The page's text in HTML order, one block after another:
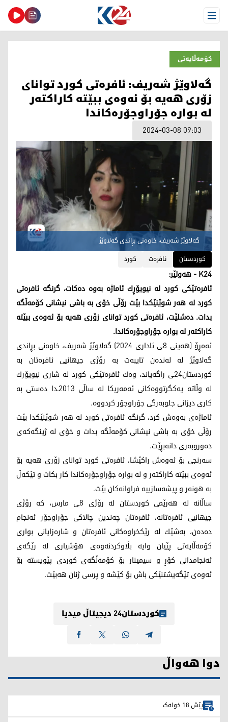
Open Menu
کۆمەڵایەتی
گه‌لاوێژ شه‌ریف: ئافره‌تی كورد توانای
زۆری هه‌یه‌ بۆ ئه‌وه‌ی ببێته‌ كاراكته‌ر
له‌ بواره‌ جۆراوجۆره‌كاندا
2024-03-08 09:03
گه‌لاوێژ شه‌ریف، خاوه‌نی بڕاندی گه‌لاوێژ
کوردستان
ئافره‌ت كورد
K24 - هەولێر:
ئافره‌تێكی كورد له‌ نیویۆڕك ئاماژه‌ به‌وه‌ ده‌كات، گرنگه‌ ئافره‌تی
كورد له‌ هه‌ر شوێنێكدا بێت رۆڵی خۆی به‌ باشی نیشانی كۆمه‌ڵگه‌
بدات. ده‌شلێت، ئافره‌تی كورد توانای زۆری هه‌یه‌ بۆ ئه‌وه‌ی ببێته‌
كاراكته‌ر له‌ بواره‌ جۆراوجۆره‌كاندا.
ئه‌مڕۆ (هه‌ینی 8ـی ئاداری 2024) گه‌لاوێژ شه‌ریف، خاوه‌نی بڕاندی
گه‌لاوێژ له‌ له‌نده‌ن تایبه‌ت به‌ رۆژی جیهانیی ئافره‌تان به‌
كوردستان24ـی راگه‌یاند، وه‌ك ئافره‌تێكی كورد له‌ شاری نیویۆرك
له‌ وڵاته‌ یه‌كگرتووه‌كانی ئه‌مه‌ریكا له‌ ساڵی 2013ـدا ده‌ستی به‌
كاری دیزانی جلوبه‌رگی جۆراوجۆر كردووه‌.
ئاماژه‌ی به‌وه‌ش كرد، گرنگه‌ ئافره‌تی كورد له‌ هه‌ر شوێنێكدا بێت
رۆڵی خۆی به‌ باشی نیشانی كۆمه‌ڵگه‌ بدات و خۆی له‌ ژینگه‌كه‌ی
ده‌وروبه‌ری دانه‌بڕێت.
سه‌رنجی بۆ ئه‌وه‌ش راكێشا، ئافره‌تی كورد توانای زۆری هه‌یه‌ بۆ
ئه‌وه‌ی ببێته‌ كاراكته‌ر و له‌ بواره‌ جۆراوجۆره‌كاندا كار بكات و تێكه‌ڵ
به‌ هونه‌ر و پیشه‌سازییه‌ فراوانه‌كان بێت.
ساڵانە لە ھەرێمی كوردستان لە رۆژی 8ـی مارس، كه‌ رۆژی
جیهانیی ئافره‌تانه‌، ئافرەتان چەندین چالاكی جۆراوجۆر ئەنجام
دەدەن، بەشێك لە رێكخراوەكانی ئافرەتان و شارەزایانی بواری
كۆمەڵایەتی پێیان وایە بڵاوكردنەوەی ھۆشیاری لە رێگەی
ئەنجامدانی كۆڕ و سیمینار بۆ كۆمەڵگەی كوردی پێویستە بۆ
ئەوەی تێگەیشتنێكی باش بۆ كێشە و پرسی ژنان ھەبێت.
کوردستان24 دیجیتاڵ میدیا
دوا هەواڵ
پێش 18 خولەک